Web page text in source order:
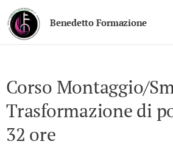
Benedetto Formazione
Corso Montaggio/
Trasformazione di
32 ore